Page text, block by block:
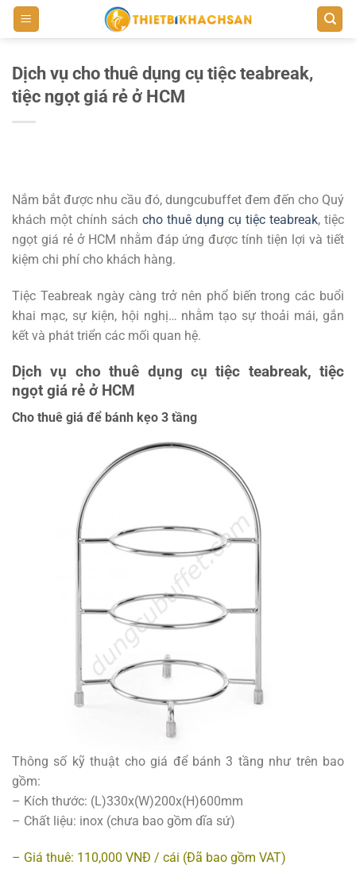
Bỏ
qua
dungDịch vụ cho thuê dụng cụ tiệc teabreak,
tiệc ngọt giá rẻ ở HCM
Nắm bắt được nhu cầu đó, dungcubuffet đem đến cho Quý
khách một chính sách cho thuê dụng cụ tiệc teabreak, tiệc
ngọt giá rẻ ở HCM nhằm đáp ứng được tính tiện lợi và tiết
kiệm chi phí cho khách hàng.
Tiệc Teabreak ngày càng trở nên phổ biến trong các buổi
khai mạc, sự kiện, hội nghị… nhằm tạo sự thoải mái, gắn
kết và phát triển các mối quan hệ.
Dịch vụ cho thuê dụng cụ tiệc teabreak, tiệc
ngọt giá rẻ ở HCM
Cho thuê giá để bánh kẹo 3 tầng
Thông số kỹ thuật cho giá để bánh 3 tầng như trên bao
gồm:
– Kích thước: (L)330x(W)200x(H)600mm
– Chất liệu: inox (chưa bao gồm dĩa sứ)
– Giá thuê: 110,000 VNĐ / cái (Đã bao gồm VAT)